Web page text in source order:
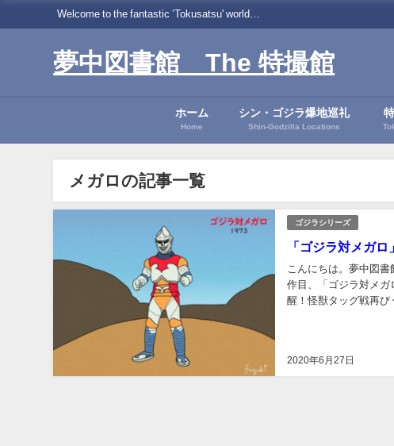
Welcome to the fantastic ’Tokusatsu' world…
夢中図書館 The 特撮館
ホーム
Home
シン・ゴジラ爆地巡礼
Shin-Godzilla Locations
メガロの記事一覧
ゴジラシリーズ
「ゴジラ対メガ
2020年6月27日
こんにちは。夢中図
作目、「ゴジラ対メガ
醒！怪獣タッグ戦再び